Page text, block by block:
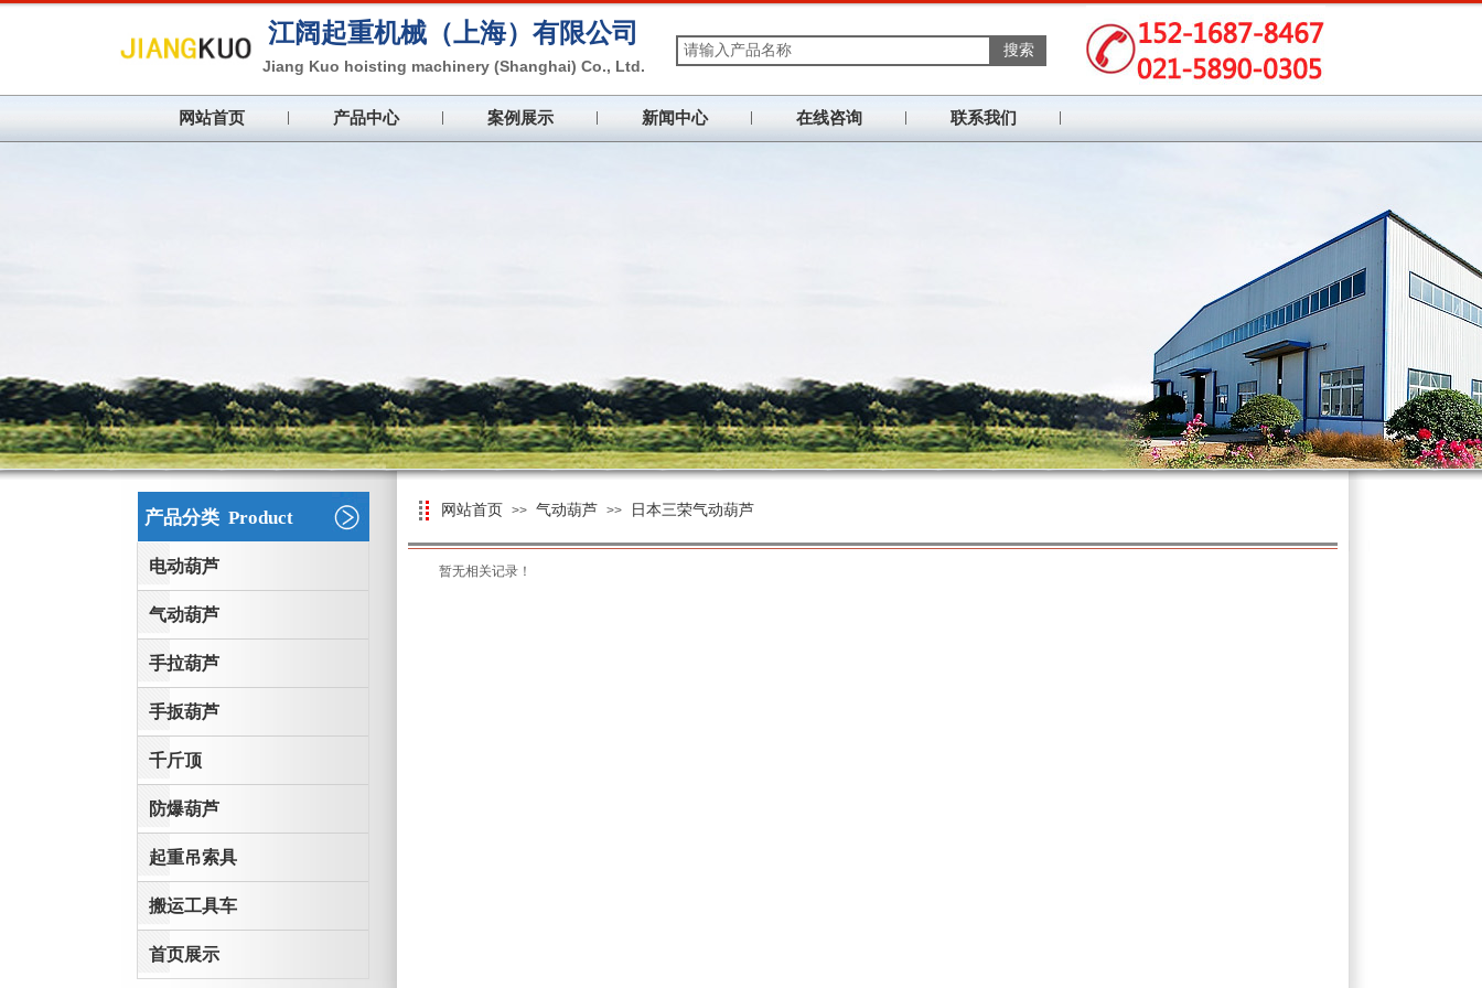
网站首页 产品中心 案例展示 新闻中心 在线咨询 联系我们
搜索
江阔起重机械（上海） 有限公司
Jiang Kuo hoisting machinery (Shanghai) Co., Ltd.
网站首页 >> 气动葫芦 >> 日本三荣气动葫芦
产品分类 Product
电动葫芦
气动葫芦
手拉葫芦
手扳葫芦
千斤顶
防爆葫芦
起重吊索具
搬运工具车
首页展示
暂无相关记录！